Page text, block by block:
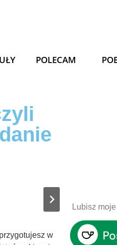
POLECAM
w
Lubisz